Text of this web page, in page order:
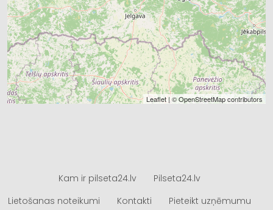
Leaflet| ©OpenStreetMapcontributors
Kam ir pilseta24.lv
Pilseta24.lv
Lietošanas noteikumi
Kontakti Pieteikt uzņēmumu